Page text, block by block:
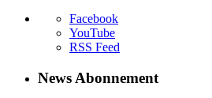
Facebook
YouTube
RSS Feed
News Abonnement